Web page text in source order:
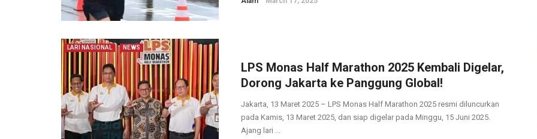
LARI NASIONAL NEWS
LPS Monas Half Marathon 2025 Kembali Digelar,
Dorong Jakarta ke Panggung Global!
Jakarta, 13 Maret 2025 – LPS Monas Half Marathon 2025 resmi diluncurkan
pada Kamis, 13 Maret 2025, dan siap digelar pada Minggu, 15 Juni 2025.
Ajang lari ...